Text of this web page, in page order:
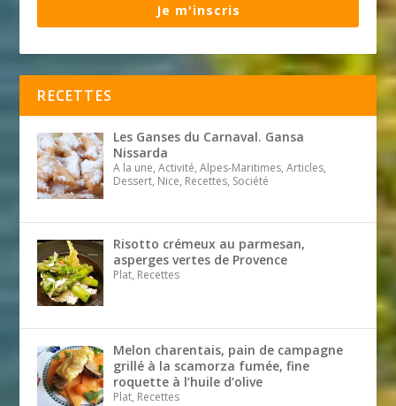
Je m'inscris
RECETTES
Les Ganses du Carnaval. Gansa
Nissarda
A la une, Activité, Alpes-Maritimes, Articles,
Dessert, Nice, Recettes, Société
Risotto crémeux au parmesan,
asperges vertes de Provence
Plat, Recettes
Melon charentais, pain de campagne
grillé à la scamorza fumée, fine
roquette à l’huile d’olive
Plat, Recettes